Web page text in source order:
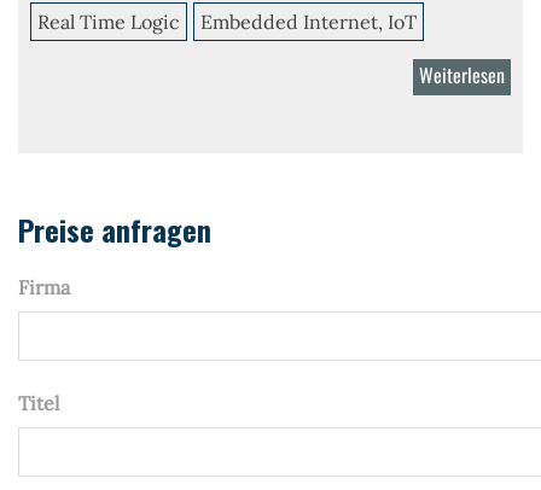
Real Time Logic Embedded Internet, IoT
Weiterlesen
Preise anfragen
Firma
Titel